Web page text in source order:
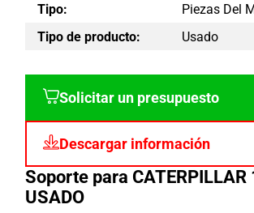
Tipo:
Piezas Del
Tipo de producto:
Usado
Solicitar un presupuesto
Descargar información
Soporte para
USADO